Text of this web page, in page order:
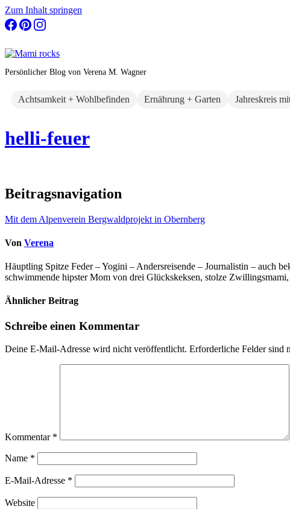
Zum Inhalt springen
Persönlicher Blog von Verena M. Wagner
Achtsamkeit + Wohlbefinden Ernährung + Garten Jahreskreis
helli-feuer
Beitragsnavigation
Mit dem Alpenverein Bergwaldprojekt in Obernberg
Von Verena
Häuptling Spitze Feder – Yogini – Andersreisende – Journalistin – auch
schwimmende hipster Mom von drei Glückskeksen, stolze
Ähnlicher Beitrag
Schreibe einen Kommentar
Deine E-Mail-Adresse wird nicht veröffentlicht. Erforderliche Felder sind
Kommentar *
Name *
E-Mail-Adresse *
Website